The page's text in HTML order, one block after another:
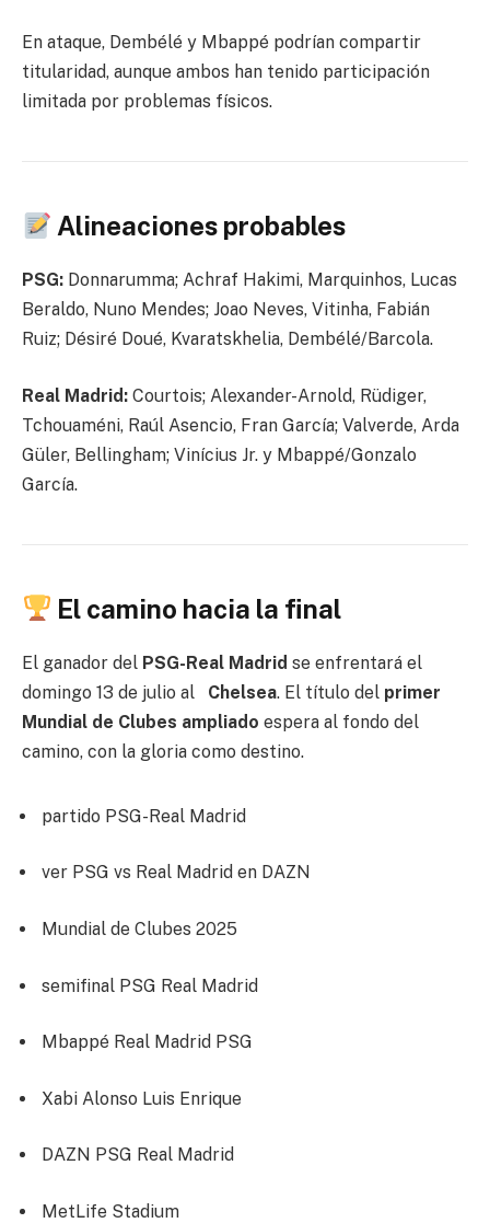
En ataque, Dembélé y Mbappé podrían compartir
titularidad, aunque ambos han tenido participación
limitada por problemas físicos.
Alineaciones probables
PSG: Donnarumma; Achraf Hakimi, Marquinhos, Lucas
Beraldo, Nuno Mendes; Joao Neves, Vitinha, Fabián
Ruiz; Désiré Doué, Kvaratskhelia, Dembélé/Barcola.
Real Madrid: Courtois; Alexander-Arnold, Rüdiger,
Tchouaméni, Raúl Asencio, Fran García; Valverde, Arda
Güler, Bellingham; Vinícius Jr. y Mbappé/Gonzalo
García.
El camino hacia la final
El ganador del PSG-Real Madrid se enfrentará el
domingo 13 de julio al
Chelsea. El título del primer
Mundial de Clubes ampliado espera al fondo del
camino, con la gloria como destino.
partido PSG-Real Madrid
ver PSG vs Real Madrid en DAZN
Mundial de Clubes 2025
semifinal PSG Real Madrid
Mbappé Real Madrid PSG
Xabi Alonso Luis Enrique
DAZN PSG Real Madrid
MetLife Stadium